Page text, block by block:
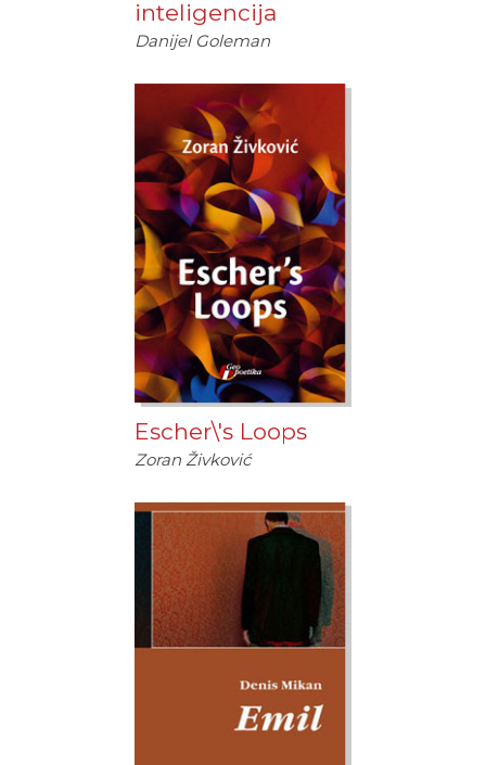
inteligencija
Danijel Goleman
Escher\'s Loops
Zoran Živković